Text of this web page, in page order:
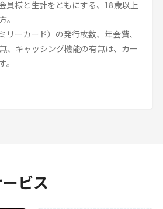
員様と生計をともにする、 18 歳以上
。
リーカード）の発行枚数、年会費、
、キャッシング機能の有無は、カー
。
ビス